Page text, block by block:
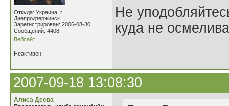
Откуда: Украина, г.
Днепродзержинск
Зарегистрирован: 2006-08-30
Сообщений: 4408
Вебсайт
Не
куда не
Неактивен
2007-09-18 13:08:30
Алиса Деева